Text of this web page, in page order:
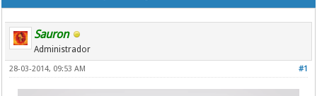
Sauron
Administrador
#1
28-03-2014, 09:53 AM